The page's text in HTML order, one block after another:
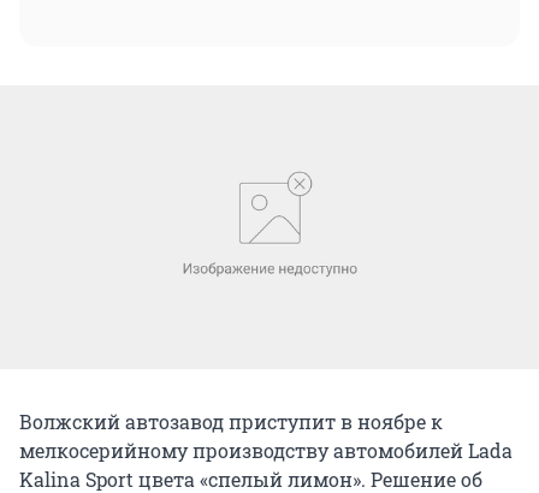
Волжский автозавод приступит в ноябре к
мелкосерийному производству автомобилей Lada
Kalina Sport цвета «спелый лимон». Решение об